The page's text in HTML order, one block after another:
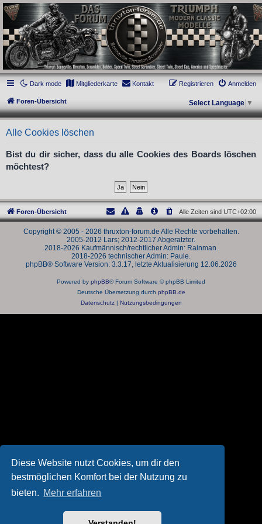
Diese Website nutzt Cookies, um dir den
bestmöglichen Komfort bei der Nutzung zu
bieten. Mehr erfahren
thruxton-forum.de
DAS FORUM! Alles rund um die Triumph Modern Classic Modelle. Das Forum für
die New Bonneville Baureihen ab BJ 2001. Triumph Bonneville, Thruxton,
Scrambler, Bobber, Speed Twin, Street Scrambler, Street Twin, Street Cup, America
und Speedmaster.
Dark mode
Mitgliederkarte Kontakt Anmelden
Registrieren
Foren-Übersicht Select Language ▼
Alle Cookies löschen
Bist du dir sicher, dass du alle Cookies des Boards löschen
möchtest?
Foren-Übersicht Alle Zeiten sind UTC+02:00
Copyright © 2005 - 2026 thruxton-forum.de Alle Rechte vorbehalten.
2005-2012 Lars; 2012-2017 Abgeratzter.
2018-2026 Kaufmännisch/rechtlicher Admin: Rainman.
2018-2026 technischer Admin: Paule.
phpBB® Software Version: 3.3.17, letzte Aktualisierung 12.06.2026
Powered by phpBB® Forum Software © phpBB Limited
Deutsche Übersetzung durch phpBB.de
Datenschutz| Nutzungsbedingungen